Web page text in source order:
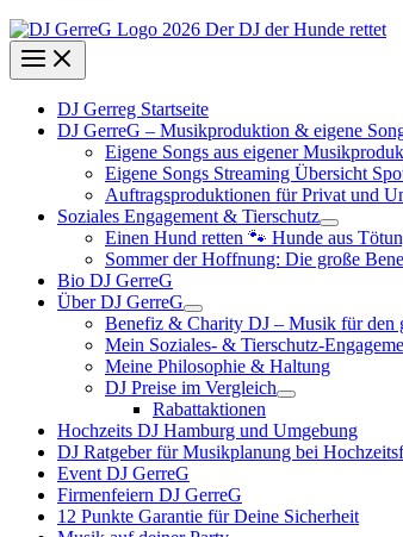
DJ Gerreg Startseite
DJ GerreG – Musikproduktion & eigene
Eigene Songs aus eigener
Eigene Songs Streaming Übersicht
Auftragsproduktionen für Privat und
Soziales Engagement & Tierschutz
Einen Hund retten 🐾 Hunde aus
Sommer der Hoffnung: Die große
Bio DJ GerreG
Über DJ GerreG
Benefiz & Charity DJ – Musik für den
Mein Soziales- & Tierschutz-
Meine Philosophie & Haltung
DJ Preise im Vergleich
Rabattaktionen
Hochzeits DJ Hamburg und Umgebung
DJ Ratgeber für Musikplanung bei
Event DJ GerreG
Firmenfeiern DJ GerreG
12 Punkte Garantie für Deine Sicherheit